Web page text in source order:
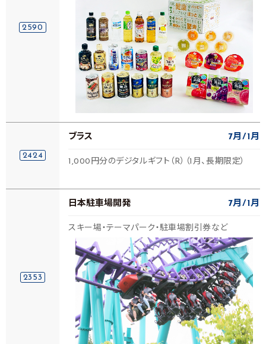
2590
2424
ブラス 7月 1月
1,000円分のデジタルギフト（R）（1月、長期限定）
2353
日本駐車場開発 7月 1月
スキー場・テーマパーク・駐車場割引券など